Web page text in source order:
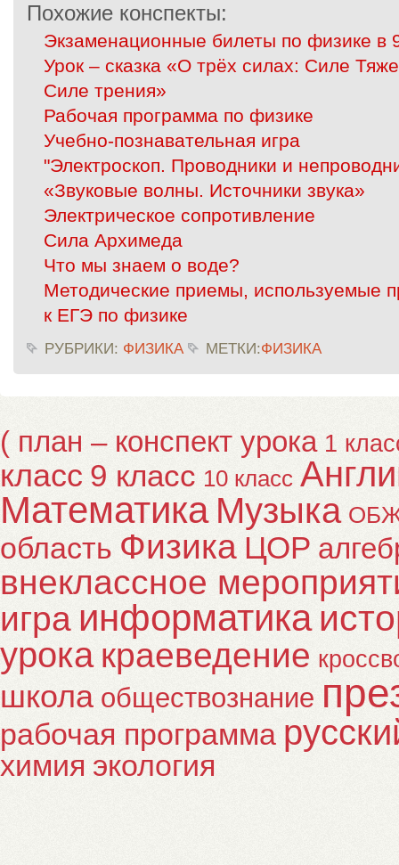
Похожие конспекты:
Экзаменационные билеты по физике в
Урок – сказка «О трёх силах: Силе
Силе трения»
Рабочая программа по физике
Учебно-познавательная игра
"Электроскоп. Проводники и
«Звуковые волны. Источники звука»
Электрическое сопротивление
Сила Архимеда
Что мы знаем о воде?
Методические приемы, используемые
к ЕГЭ по физике
РУБРИКИ: ФИЗИКА МЕТКИ:ФИЗИКА
( план – конспект урока 1
класс 9 класс 10 класс
Математика Музыка
область Физика ЦОР
внеклассное
игра информатика
урока краеведение
школа обществознание
рабочая программа
химия экология